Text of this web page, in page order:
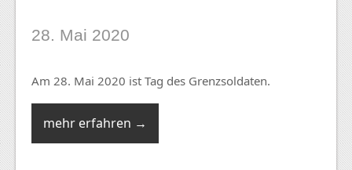
28. Mai 2020
Am 28. Mai 2020 ist Tag des Grenzsoldaten.
mehr erfahren →